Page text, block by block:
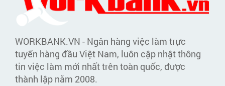
WORKBANK.VN - Ngân hàng việc làm trực
tuyến hàng đầu Việt Nam, luôn cập nhật thông
tin việc làm mới nhất trên toàn quốc, được
thành lập năm 2008.